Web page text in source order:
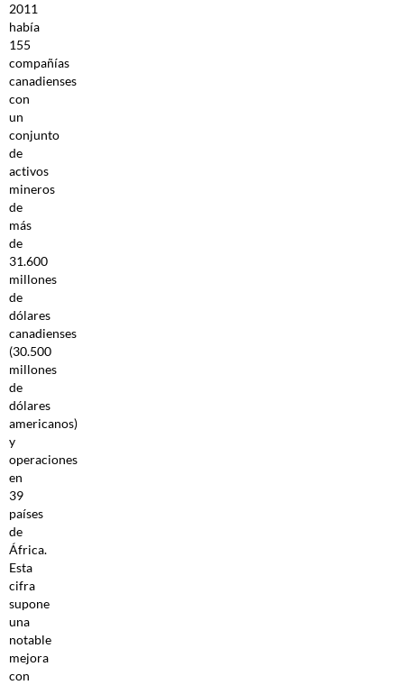
2011
había
155
compañías
canadienses
con
un
conjunto
de
activos
mineros
de
más
de
31.600
millones
de
dólares
canadienses
(30.500
millones
de
dólares
americanos)
y
operaciones
en
39
países
de
África.
Esta
cifra
supone
una
notable
mejora
con